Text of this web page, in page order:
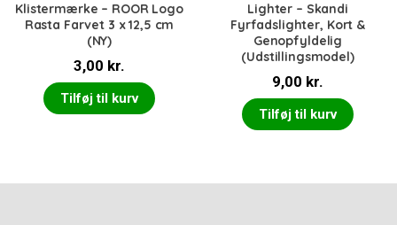
Klistermærke – ROOR Logo
Rasta Farvet 3 x 12,5 cm
(NY)
3,00 kr.
Tilføj til kurv
Lighter – Skandi
Fyrfadslighter, Kort &
Genopfyldelig
(Udstillingsmodel)
9,00 kr.
Tilføj til kurv